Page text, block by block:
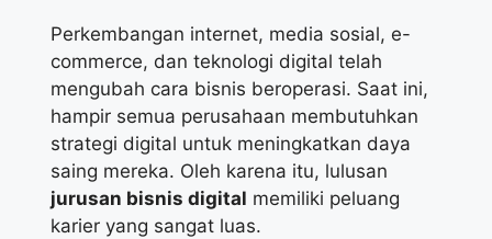
Perkembangan internet, media sosial, e-
commerce, dan teknologi digital telah
mengubah cara bisnis beroperasi. Saat ini,
hampir semua perusahaan membutuhkan
strategi digital untuk meningkatkan daya
saing mereka. Oleh karena itu, lulusan
jurusan bisnis digital memiliki peluang
karier yang sangat luas.